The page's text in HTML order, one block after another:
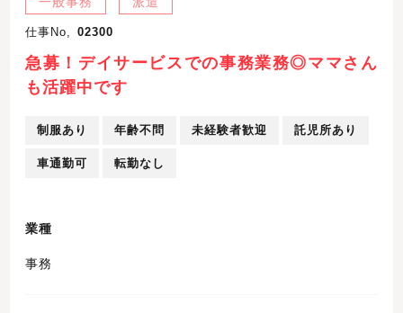
仕事No, 02300
急募！デイサービスでの事務業務◎ママさん
も活躍中です
制服あり 年齢不問 未経験者歓迎 託児所あり
車通勤可 転勤なし
業種
事務